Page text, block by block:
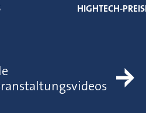
HIGHTECH-